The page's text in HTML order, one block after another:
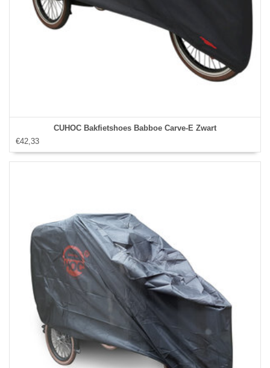
CUHOC Bakfietshoes Babboe Carve-E Zwart
€42,33